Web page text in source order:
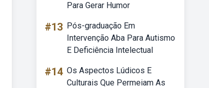
Para Gerar Humor
#13 Pós-graduação Em
Intervenção Aba Para Autismo
E Deficiência Intelectual
#14 Os Aspectos Lúdicos E
Culturais Que Permeiam As